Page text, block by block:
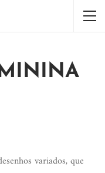
variados, que